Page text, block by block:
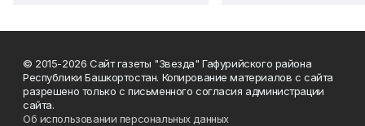
© 2015-2026 Сайт газеты "Звезда" Гафурийского района
Республики Башкортостан. Копирование материалов с сайта
разрешено только с письменного согласия администрации
сайта.
Об использовании персональных данных